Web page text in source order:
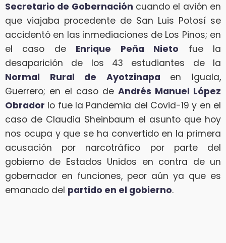
Secretario de Gobernación cuando el avión en
que viajaba procedente de San Luis Potosí se
accidentó en las inmediaciones de Los Pinos; en
el caso de Enrique Peña Nieto fue la
desaparición de los 43 estudiantes de la
Normal Rural de Ayotzinapa en Iguala,
Guerrero; en el caso de Andrés Manuel López
Obrador lo fue la Pandemia del Covid-19 y en el
caso de Claudia Sheinbaum el asunto que hoy
nos ocupa y que se ha convertido en la primera
acusación por narcotráfico por parte del
gobierno de Estados Unidos en contra de un
gobernador en funciones, peor aún ya que es
emanado del partido en el gobierno.